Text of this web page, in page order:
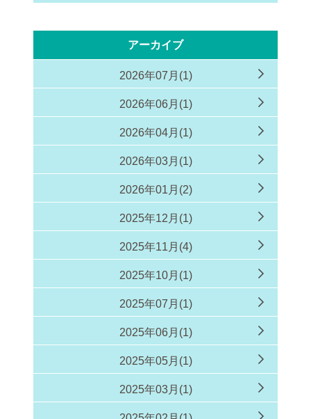
アーカイブ
2026年07月(1)
2026年06月(1)
2026年04月(1)
2026年03月(1)
2026年01月(2)
2025年12月(1)
2025年11月(4)
2025年10月(1)
2025年07月(1)
2025年06月(1)
2025年05月(1)
2025年03月(1)